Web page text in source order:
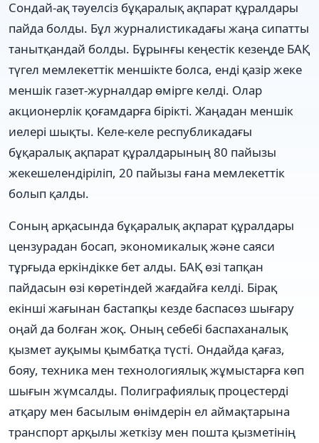
Сондай-ақ тәуелсіз бұқаралық ақпарат құралдары
пайда болды. Бұл журналистикадағы жаңа сипатты
танытқандай болды. Бұрынғы кеңестік кезеңде БАҚ
түгел мемлекеттік меншікте болса, енді қазір жеке
меншік газет-журналдар өмірге келді. Олар
акционерлік қоғамдарға бірікті. Жаңадан меншік
иелері шықты. Келе-келе республикадағы
бұқаралық ақпарат құралдарының 80 пайызы
жекешелендіріліп, 20 пайызы ғана мемлекеттік
болып қалды.
Соның арқасында бұқаралық ақпарат құралдары
цензурадан босап, экономикалық және саяси
тұрғыда еркіндікке бет алды. БАҚ өзі тапқан
пайдасын өзі көретіндей жағдайға келді. Бірақ
екінші жағынан бастапқы кезде баспасөз шығару
оңай да болған жоқ. Оның себебі баспаханалық
қызмет ауқымы қымбатқа түсті. Ондайда қағаз,
бояу, техника мен технологиялық жұмыстарға көп
шығын жүмсалды. Полиграфиялық процестерді
атқару мен басылым өнімдерін ел аймақтарына
транспорт арқылы жеткізу мен пошта қызметінің